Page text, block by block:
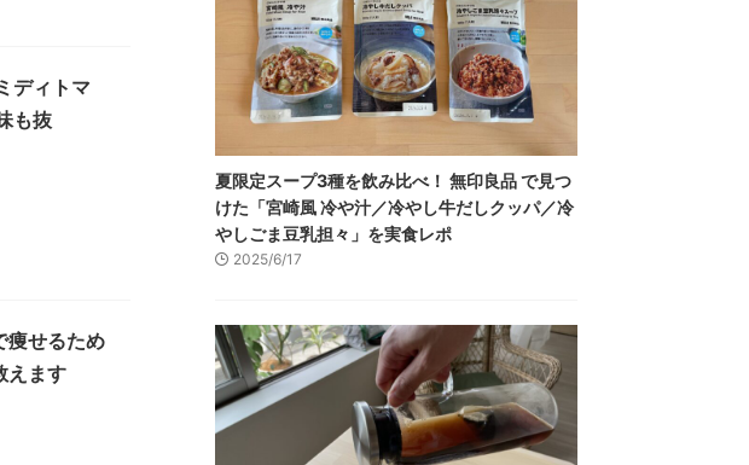
ディトマ
も抜
痩せるため
えます
夏限定スープ3種を飲み比べ！ 無印良品 で見つ
けた「宮崎風 冷や汁／冷やし牛だしクッパ／冷
やしごま豆乳担々」を実食レポ
2025/6/17